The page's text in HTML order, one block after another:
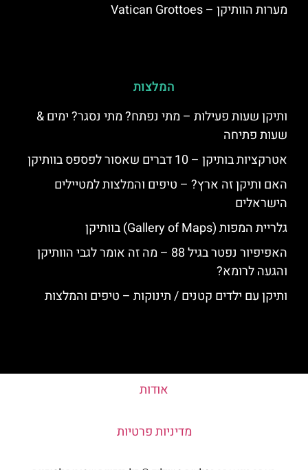
מערות הוותיקן – Vatican Grottoes
המלצות
ותיקן שעות פעילות – מתי נפתח? מתי נסגר? ימים &
שעות פתיחה
אטרקציות בותיקן – 10 דברים שאסור לפספס בוותיקן
האם ותיקן זה ארץ? – טיפים והמלצות למטיילים
הישראלים
גלריית המפות (Gallery of Maps) בוותיקן
האפיפיור נפטר בגיל 88 – מה זה אומר לגבי הוותיקן
והגעה לרומא?
ותיקן עם ילדים קטנים / תינוקות – טיפים והמלצות
אודות
מדיניות פרטיות